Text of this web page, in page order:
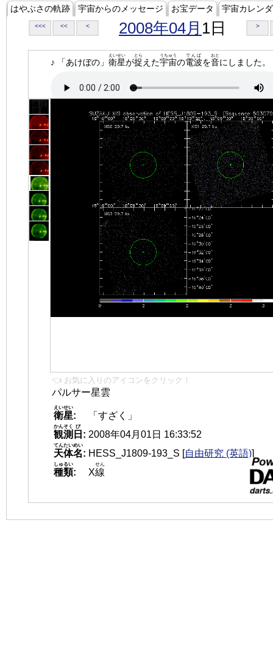
はやぶさの軌跡 宇宙からのメッセージ お宝データ 宇宙カレン
<<< << < 2008年04月 1日 >
♪ 「あけぼの」 衛星
えいせい
が捉
とら
えた宇宙
うちゅう
の電波
でんぱ
を音
おと
にしました。
👈 お気に入りのアイコンをクリック！
パルサー星雲
衛星
えいせい
:
「すざく」
観測
かんそく
日
び
: 2008年04月01日 16:33:52
天体名
てんたいめい
: HESS_J1809-193_S [自由研究 (英語)]
種類
しゅるい
: X線
せん